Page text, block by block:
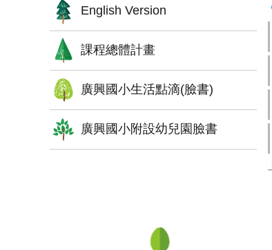
English Version
課程總體計畫
廣興國小生活點滴(臉書)
廣興國小附設幼兒園臉書